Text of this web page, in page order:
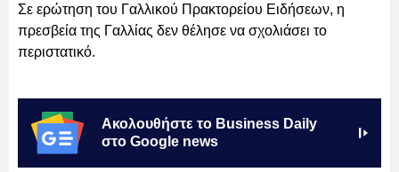
Σε ερώτηση του Γαλλικού Πρακτορείου Ειδήσεων, η
πρεσβεία της Γαλλίας δεν θέλησε να σχολιάσει το
περιστατικό.
Ακολουθήστε το Business Daily
στο Google news